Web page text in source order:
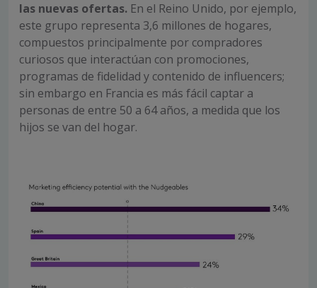
las nuevas ofertas. En el Reino Unido, por ejemplo,
este grupo representa 3,6 millones de hogares,
compuestos principalmente por compradores
curiosos que interactúan con promociones,
programas de fidelidad y contenido de influencers;
sin embargo en Francia es más fácil captar a
personas de entre 50 a 64 años, a medida que los
hijos se van del hogar.